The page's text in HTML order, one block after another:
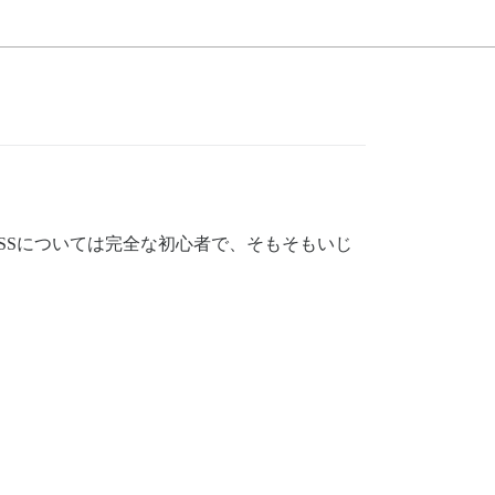
については完全な初心者で、そもそもいじ